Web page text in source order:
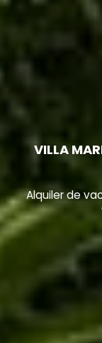
VILLA
Alquiler de